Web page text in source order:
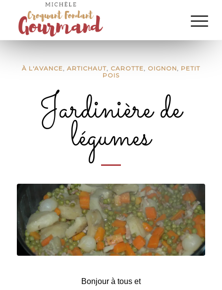
À L'AVANCE, ARTICHAUT, CAROTTE, OIGNON, PETIT
POIS
Jardinière de
légumes
Bonjour à tous et